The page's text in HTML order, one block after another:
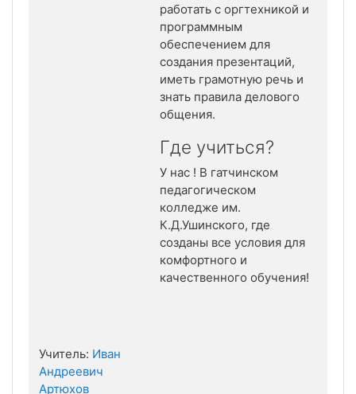
работать с оргтехникой и
программным
обеспечением для
создания презентаций,
иметь грамотную речь и
знать правила делового
общения.
Где учиться?
У нас ! В гатчинском
педагогическом
колледже им.
К.Д.Ушинского, где
созданы все условия для
комфортного и
качественного обучения!
Учитель: Иван
Андреевич
Артюхов